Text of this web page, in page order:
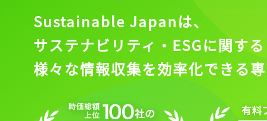
Sustainable Japanは、
サステナビリティ・ESGに関する
様々な情報収集を効率化できる